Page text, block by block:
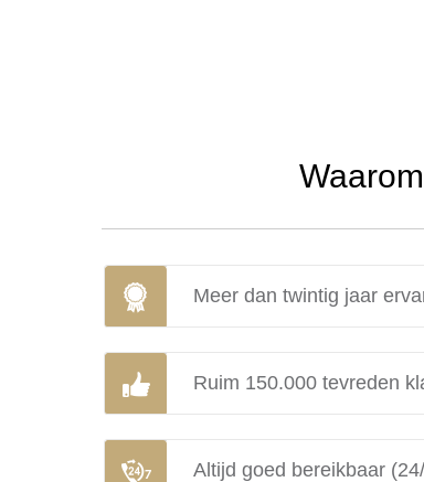
Meer dan twintig jaar
Ruim 150.000 tevreden
Altijd goed bereikbaar